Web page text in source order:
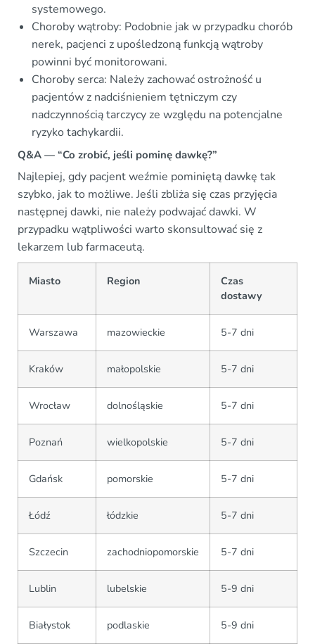
systemowego.
Choroby wątroby: Podobnie jak w przypadku chorób
nerek, pacjenci z upośledzoną funkcją wątroby
powinni być monitorowani.
Choroby serca: Należy zachować ostrożność u
pacjentów z nadciśnieniem tętniczym czy
nadczynnością tarczycy ze względu na potencjalne
ryzyko tachykardii.
Q&A — “Co zrobić, jeśli pominę dawkę?”
Najlepiej, gdy pacjent weźmie pominiętą dawkę tak
szybko, jak to możliwe. Jeśli zbliża się czas przyjęcia
następnej dawki, nie należy podwajać dawki. W
przypadku wątpliwości warto skonsultować się z
lekarzem lub farmaceutą.
Miasto Region
Czas
dostawy
Warszawa mazowieckie 5-7 dni
Kraków małopolskie 5-7 dni
Wrocław dolnośląskie 5-7 dni
Poznań wielkopolskie 5-7 dni
Gdańsk pomorskie 5-7 dni
Łódź łódzkie 5-7 dni
Szczecin zachodniopomorskie 5-7 dni
Lublin lubelskie 5-9 dni
Białystok podlaskie 5-9 dni